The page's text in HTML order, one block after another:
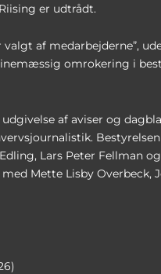
er udtrådt.
af medarbejderne”,
omrokering i
af aviser og
Lars Peter Fellman
Mette Lisby Overbeck,